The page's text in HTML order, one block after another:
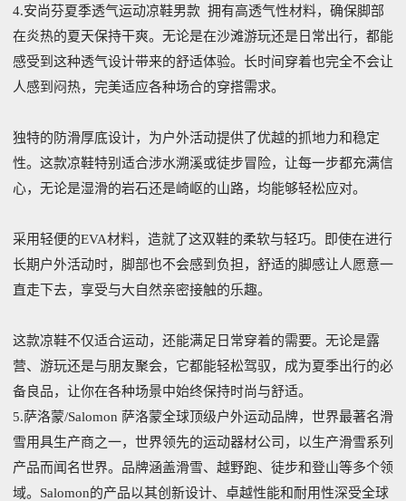
4.安尚芬夏季透气运动凉鞋男款 拥有高透气性材料，确保脚部
在炎热的夏天保持干爽。无论是在沙滩游玩还是日常出行，都能
感受到这种透气设计带来的舒适体验。长时间穿着也完全不会让
人感到闷热，完美适应各种场合的穿搭需求。
独特的防滑厚底设计，为户外活动提供了优越的抓地力和稳定
性。这款凉鞋特别适合涉水溯溪或徒步冒险，让每一步都充满信
心，无论是湿滑的岩石还是崎岖的山路，均能够轻松应对。
采用轻便的EVA材料，造就了这双鞋的柔软与轻巧。即使在进行
长期户外活动时，脚部也不会感到负担，舒适的脚感让人愿意一
直走下去，享受与大自然亲密接触的乐趣。
这款凉鞋不仅适合运动，还能满足日常穿着的需要。无论是露
营、游玩还是与朋友聚会，它都能轻松驾驭，成为夏季出行的必
备良品，让你在各种场景中始终保持时尚与舒适。
5.萨洛蒙/Salomon 萨洛蒙全球顶级户外运动品牌，世界最著名滑
雪用具生产商之一，世界领先的运动器材公司，以生产滑雪系列
产品而闻名世界。品牌涵盖滑雪、越野跑、徒步和登山等多个领
域。Salomon的产品以其创新设计、卓越性能和耐用性深受全球